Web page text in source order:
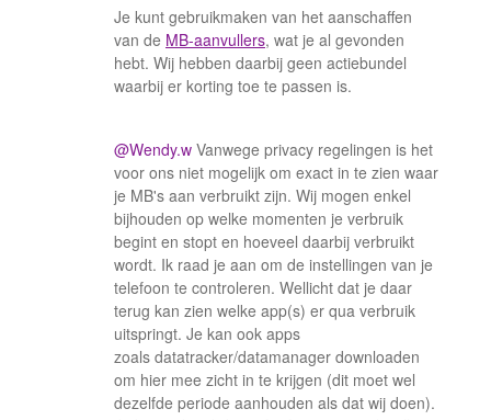
Je kunt gebruikmaken van het aanschaffen
van de MB-aanvullers, wat je al gevonden
hebt. Wij hebben daarbij geen actiebundel
waarbij er korting toe te passen is.
@Wendy.w Vanwege privacy regelingen is het
voor ons niet mogelijk om exact in te zien waar
je MB's aan verbruikt zijn. Wij mogen enkel
bijhouden op welke momenten je verbruik
begint en stopt en hoeveel daarbij verbruikt
wordt. Ik raad je aan om de instellingen van je
telefoon te controleren. Wellicht dat je daar
terug kan zien welke app(s) er qua verbruik
uitspringt. Je kan ook apps
zoals datatracker/datamanager downloaden
om hier mee zicht in te krijgen (dit moet wel
dezelfde periode aanhouden als dat wij doen).